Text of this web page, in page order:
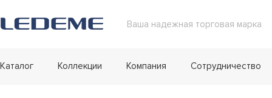
Ваша надежная торговая марка
Каталог Коллекции Компания Сотрудничество